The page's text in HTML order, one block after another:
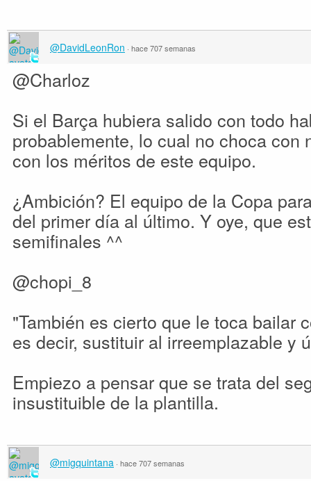
@DavidLeonRon · hace 707 semanas
@Charloz
Si el Barça hubiera salido con todo
probablemente, lo cual no choca con
con los méritos de este equipo.
¿Ambición? El equipo de la Copa
del primer día al último. Y oye, que
semifinales ^^
@chopi_8
"También es cierto que le toca bailar
es decir, sustituir al irreemplazable y
Empiezo a pensar que se trata del
insustituible de la plantilla.
@migquintana · hace 707 semanas